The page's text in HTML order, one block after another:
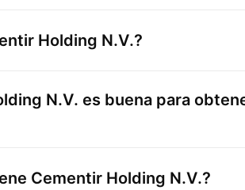
Holding N.V.?
N.V. es buena para
Cementir Holding N.V.?